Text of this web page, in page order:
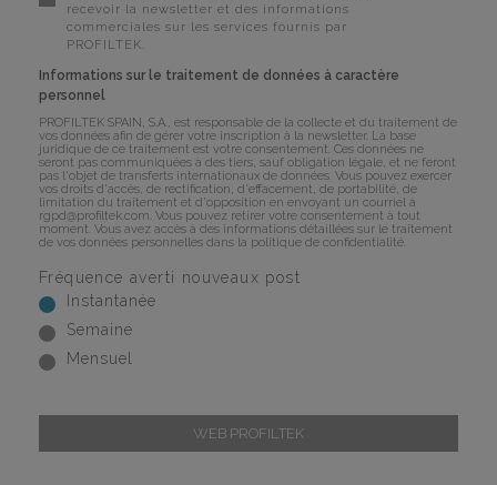
recevoir la newsletter et des informations
commerciales sur les services fournis par
PROFILTEK.
Informations sur le traitement de données à caractère
personnel
PROFILTEK SPAIN, S.A., est responsable de la collecte et du traitement de
vos données afin de gérer votre inscription à la newsletter. La base
juridique de ce traitement est votre consentement. Ces données ne
seront pas communiquées à des tiers, sauf obligation légale, et ne feront
pas l'objet de transferts internationaux de données. Vous pouvez exercer
vos droits d'accès, de rectification, d'effacement, de portabilité, de
limitation du traitement et d'opposition en envoyant un courriel à
rgpd@profiltek.com . Vous pouvez retirer votre consentement à tout
moment. Vous avez accès à des informations détaillées sur le traitement
de vos données personnelles dans la politique de confidentialité
Fréquence averti nouveaux post
Instantanée
Semaine
Mensuel
WEB PROFILTEK